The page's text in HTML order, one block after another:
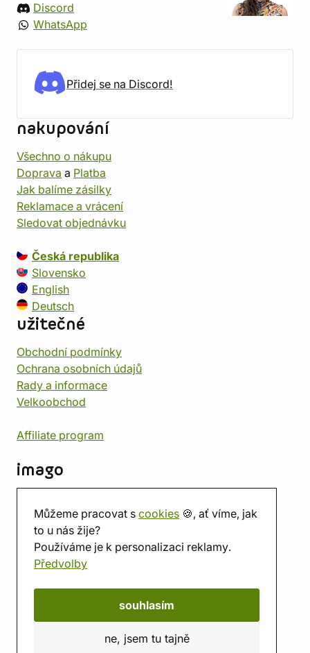
Můžeme pracovat s cookies 🍪, ať víme, jak
to u nás žije?
Používáme je k personalizaci reklamy.
Předvolby
souhlasím
ne, jsem tu tajně
Discord
WhatsApp
Přidej se na Discord!
nakupování
Všechno o nákupu
Doprava a Platba
Jak balíme zásilky
Reklamace a vrácení
Sledovat objednávku
Česká republika
Slovensko
English
Deutsch
užitečné
Obchodní podmínky
Ochrana osobních údajů
Rady a informace
Velkoobchod
Affiliate program
imago
Prodejna
Herna
O nás
Hodnocení obchodu